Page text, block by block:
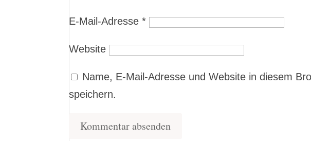
E-Mail-Adresse*
Website
Name, E-Mail-Adresse und Website in diesem
speichern.